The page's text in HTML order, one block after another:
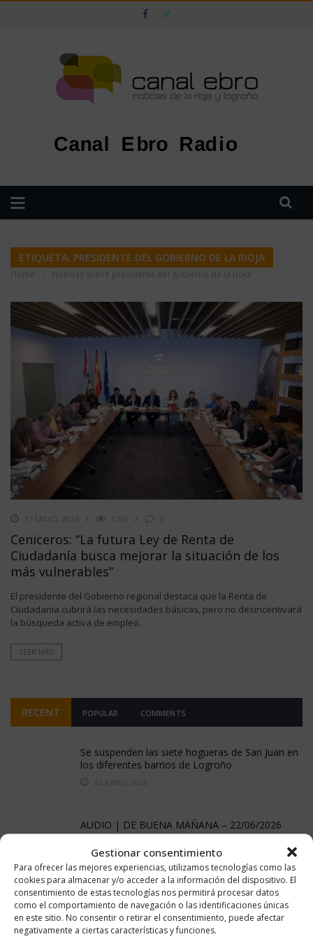
Gestionar consentimiento
Para ofrecer las mejores experiencias, utilizamos tecnologías como las
cookies para almacenar y/o acceder a la información del dispositivo. El
consentimiento de estas tecnologías nos permitirá procesar datos
como el comportamiento de navegación o las identificaciones únicas
en este sitio. No consentir o retirar el consentimiento, puede afectar
negativamente a ciertas características y funciones.
ETIQUETA: PRESIDENTE DEL GOBIERNO DE LA RIOJA
Home Noticias sobre presidente del gobierno de la rioja
17 MAYO, 2016 1743
Ceniceros: “La futura Ley de Renta de
Ciudadanía busca mejorar la situación de los
más vulnerables”
El presidente del Gobierno regional destaca que la Renta de
Ciudadanía cubrirá las necesidades básicas, pero no desincentivará
la búsqueda activa de empleo.
LEER MÁS
RECENT POPULAR COMMENTS
Se suspenden las siete hogueras de San Juan en
los diferentes barrios de Logroño
22 JUNIO, 2026
AUDIO | DE BUENA MAÑANA – 22/06/2026
AUDIO | De buena mañana – 15/06/2026
16 JUNIO, 2026